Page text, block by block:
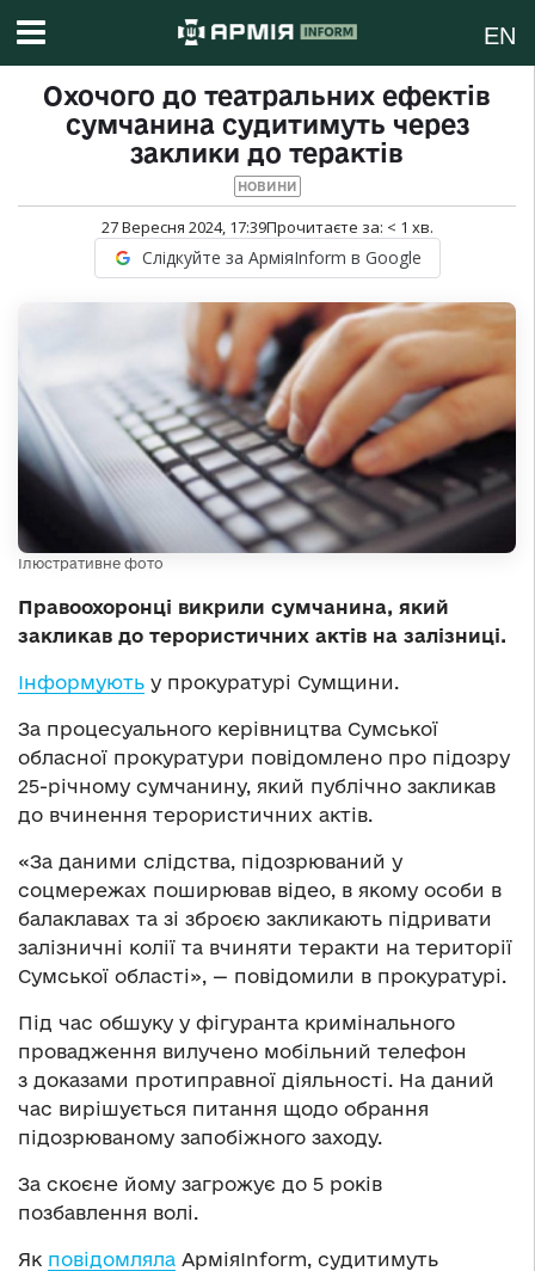
EN
Охочого до театральних ефектів
сумчанина судитимуть через
заклики до терактів
НОВИНИ
27 Вересня 2024, 17:39Прочитаєте за: < 1 хв.
Слідкуйте за АрміяInform в Google
Ілюстративне фото
Правоохоронці викрили сумчанина, який
закликав до терористичних актів на залізниці.
Інформують у прокуратурі Сумщини.
За процесуального керівництва Сумської
обласної прокуратури повідомлено про підозру
25-річному сумчанину, який публічно закликав
до вчинення терористичних актів.
«За даними слідства, підозрюваний у
соцмережах поширював відео, в якому особи в
балаклавах та зі зброєю закликають підривати
залізничні колії та вчиняти теракти на території
Сумської області», — повідомили в прокуратурі.
Під час обшуку у фігуранта кримінального
провадження вилучено мобільний телефон
з доказами протиправної діяльності. На даний
час вирішується питання щодо обрання
підозрюваному запобіжного заходу.
За скоєне йому загрожує до 5 років
позбавлення волі.
Як повідомляла АрміяInform, судитимуть